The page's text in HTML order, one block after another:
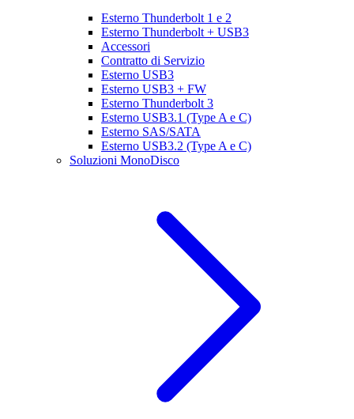
Esterno Thunderbolt 1 e 2
Esterno Thunderbolt + USB3
Accessori
Contratto di Servizio
Esterno USB3
Esterno USB3 + FW
Esterno Thunderbolt 3
Esterno USB3.1 (Type A e C)
Esterno SAS/SATA
Esterno USB3.2 (Type A e C)
Soluzioni MonoDisco